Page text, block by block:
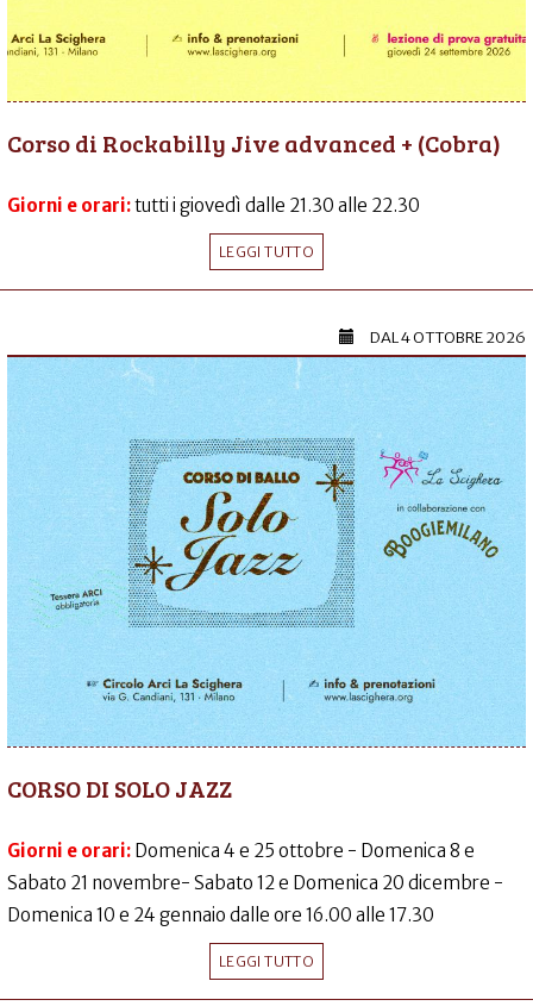
Corso di Rockabilly Jive advanced + (Cobra)
Giorni e orari:tutti i giovedì dalle 21.30 alle 22.30
LEGGI TUTTO
DAL4 OTTOBRE 2026
CORSO DI SOLO JAZZ
Giorni e orari: Domenica 4 e 25 ottobre - Domenica 8 e
Sabato 21 novembre- Sabato 12 e Domenica 20 dicembre -
Domenica 10 e 24 gennaio dalle ore 16.00 alle 17.30
LEGGI TUTTO